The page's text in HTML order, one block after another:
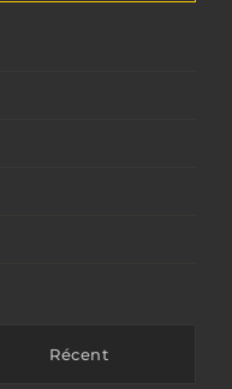
Récent